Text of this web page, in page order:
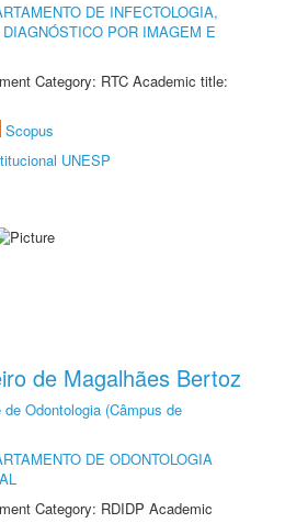
DE INFECTOLOGIA,
POR IMAGEM E
Category: RTC Academic title:
Scopus
UNESP
de Magalhães Bertoz
de Odontologia (Câmpus de
DE ODONTOLOGIA
Category: RDIDP Academic